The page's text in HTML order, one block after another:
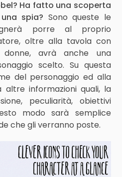
Ha fatto una scoperta
spia? Sono queste le
porre al proprio
oltre alla tavola con
donne, avrà anche una
scelto. Su questa
del personaggio ed alla
altre informazioni quali, la
peculiarità, obiettivi
modo sarà semplice
che gli verranno poste.